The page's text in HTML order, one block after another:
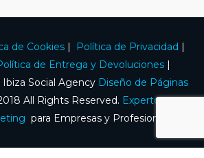
de Cookies Política de Privacidad
de Entrega y Devoluciones
Ibiza Social Agency Diseño de Páginas
All Rights Reserved. Expertos en
para Empresas y Profesionales